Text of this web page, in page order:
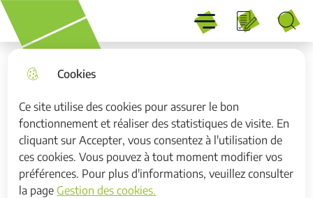
Cookies
Ce site utilise des cookies pour assurer le bon
fonctionnement et réaliser des statistiques de visite. En
cliquant sur Accepter, vous consentez à l'utilisation de
ces cookies. Vous pouvez à tout moment modifier vos
préférences. Pour plus d'informations, veuillez consulter
la pageGestion des cookies.
menu
Aller à la
recherche
Aller au
contenu
principal
Consulter
le plan du
site
Menu principal
Menu
Travaux de rénovation de l’A1
entre Dourges et Carvin
Travaux